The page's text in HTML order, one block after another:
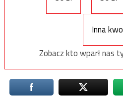
Inna
Zobacz kto wparł nas